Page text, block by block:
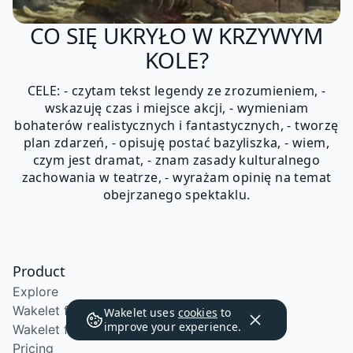
CO SIĘ UKRYŁO W KRZYWYM
KOLE?
CELE: - czytam tekst legendy ze zrozumieniem, -
wskazuję czas i miejsce akcji, - wymieniam
bohaterów realistycznych i fantastycznych, - tworzę
plan zdarzeń, - opisuję postać bazyliszka, - wiem,
czym jest dramat, - znam zasady kulturalnego
zachowania w teatrze, - wyrażam opinię na temat
obejrzanego spektaklu.
Wakelet uses cookies to
improve your experience.
Product
Explore
Wakelet for Education
Wakelet for School Districts
Pricing